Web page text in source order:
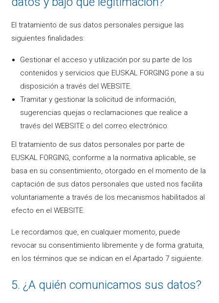
El tratamiento de sus datos personales persigue las
siguientes finalidades:
Gestionar el acceso y utilización por su parte de los
contenidos y servicios que EUSKAL FORGING pone a su
disposición a través del WEBSITE.
Tramitar y gestionar la solicitud de información,
sugerencias quejas o reclamaciones que realice a
través del WEBSITE o del correo electrónico.
El tratamiento de sus datos personales por parte de
EUSKAL FORGING, conforme a la normativa aplicable, se
basa en su consentimiento, otorgado en el momento de la
captación de sus datos personales que usted nos facilita
voluntariamente a través de los mecanismos habilitados al
efecto en el WEBSITE.
Le recordamos que, en cualquier momento, puede
revocar su consentimiento libremente y de forma gratuita,
en los términos que se indican en el Apartado 7 siguiente.
5. ¿A quién comunicamos sus datos?